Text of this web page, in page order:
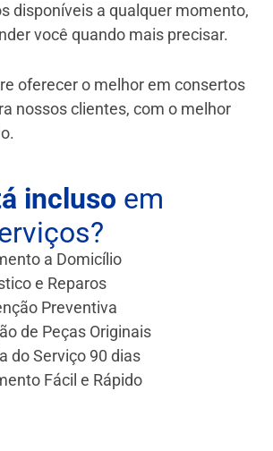
disponíveis a qualquer momento,
você quando mais precisar.
oferecer o melhor em consertos
nossos clientes, com o melhor
incluso em
a Domicílio
e Reparos
Preventiva
de Peças Originais
do Serviço 90 dias
Fácil e Rápido